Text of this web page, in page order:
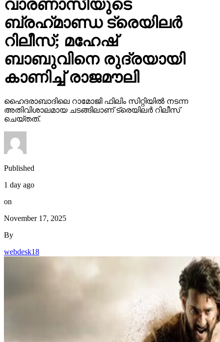
വാരണാസിയുടെ
ബ്രഹ്‌മാണ്ഡ ട്രെയിലര്‍
റിലീസ്; മഹേഷ്
ബാബുവിനെ രുദ്രയായി
കാണിച്ച് രാജമൗലി
ഹൈദരാബാദിലെ റാമോജി ഫിലിം സിറ്റിയില്‍ നടന്ന
അതിവിശാലമായ ചടങ്ങിലാണ് ട്രെയിലര്‍ റിലീസ്
ചെയ്തത്.
Published
1 day ago
on
November 17, 2025
By
webdesk18